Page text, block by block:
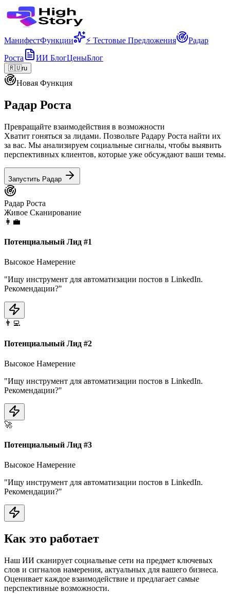
МанифестФункции ⚡ Тестовые Предложения
Радар
Роста
ИИ БлогЦеныБлог
🇷🇺ru
Новая Функция
Радар Роста
Превращайте взаимодействия в возможности
Хватит гоняться за лидами. Позвольте Радару Роста найти их
за вас. Мы анализируем социальные сигналы, чтобы выявить
перспективных клиентов, которые уже обсуждают ваши темы.
Запустить Радар
Радар Роста
Живое Сканирование
👩‍💼
Потенциальный Лид #1
Высокое Намерение
"Ищу инструмент для автоматизации постов в LinkedIn.
Рекомендации?"
👨‍💻
Потенциальный Лид #2
Высокое Намерение
"Ищу инструмент для автоматизации постов в LinkedIn.
Рекомендации?"
🚀
Потенциальный Лид #3
Высокое Намерение
"Ищу инструмент для автоматизации постов в LinkedIn.
Рекомендации?"
Как это работает
Наш ИИ сканирует социальные сети на предмет ключевых
слов и сигналов намерения, актуальных для вашего бизнеса.
Оценивает каждое взаимодействие и предлагает самые
перспективные возможности.